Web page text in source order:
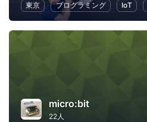
東京
プログラミング IoT
micro:bit
22人